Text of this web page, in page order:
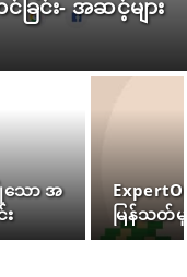
ြင်း- အဆင့်များ
သော အ
မြန်သတ်